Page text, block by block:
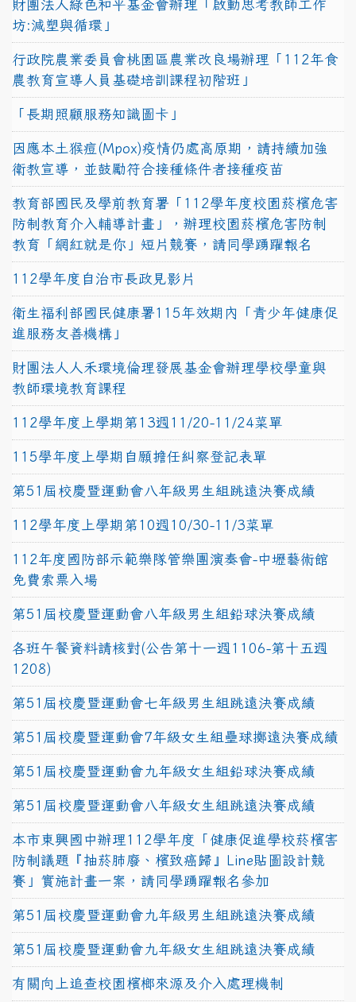
財團法人綠色和平基金會辦理「啟動思考教師工作
坊:減塑與循環」
行政院農業委員會桃園區農業改良場辦理「112年食
農教育宣導人員基礎培訓課程初階班」
「長期照顧服務知識圖卡」
因應本土猴痘(Mpox)疫情仍處高原期，請持續加強
衛教宣導，並鼓勵符合接種條件者接種疫苗
教育部國民及學前教育署「112學年度校園菸檳危害
防制教育介入輔導計畫」，辦理校園菸檳危害防制
教育「網紅就是你」短片競賽，請同學踴躍報名
112學年度自治市長政見影片
衛生福利部國民健康署115年效期內「青少年健康促
進服務友善機構」
財團法人人禾環境倫理發展基金會辦理學校學童與
教師環境教育課程
112學年度上學期第13週11/20-11/24菜單
115學年度上學期自願擔任糾察登記表單
第51屆校慶暨運動會八年級男生組跳遠決賽成績
112學年度上學期第10週10/30-11/3菜單
112年度國防部示範樂隊管樂團演奏會-中壢藝術館
免費索票入場
第51屆校慶暨運動會八年級男生組鉛球決賽成績
各班午餐資料請核對(公告第十一週1106-第十五週
1208)
第51屆校慶暨運動會七年級男生組跳遠決賽成績
第51屆校慶暨運動會7年級女生組壘球擲遠決賽成績
第51屆校慶暨運動會九年級女生組鉛球決賽成績
第51屆校慶暨運動會八年級女生組跳遠決賽成績
本市東興國中辦理112學年度「健康促進學校菸檳害
防制議題『抽菸肺廢、檳致癌歸』Line貼圖設計競
賽」實施計畫一案，請同學踴躍報名參加
第51屆校慶暨運動會九年級男生組跳遠決賽成績
第51屆校慶暨運動會九年級女生組跳遠決賽成績
有關向上追查校園檳榔來源及介入處理機制